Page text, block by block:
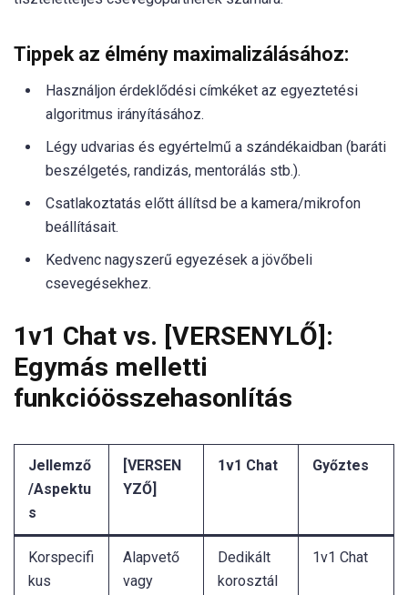
Tippek az élmény maximalizálásához:
Használjon érdeklődési címkéket az egyeztetési
algoritmus irányításához.
Légy udvarias és egyértelmű a szándékaidban (baráti
beszélgetés, randizás, mentorálás stb.).
Csatlakoztatás előtt állítsd be a kamera/mikrofon
beállításait.
Kedvenc nagyszerű egyezések a jövőbeli
csevegésekhez.
1v1 Chat vs. [VERSENYLŐ]:
Egymás melletti
funkcióösszehasonlítás
Jellemző
/Aspektu
s
[VERSEN
YZŐ]
1v1 Chat Győztes
Korspecifi
kus
Alapvető
vagy
Dedikált
korosztál
1v1 Chat